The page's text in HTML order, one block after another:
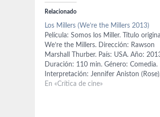
Relacionado
Los Millers (We’re the Millers 2013)
Película: Somos los Miller. Título
We’re the Millers. Dirección: Rawson
Marshall Thurber. País: USA. Año:
Duración: 110 min. Género: Comedia.
Interpretación: Jennifer Aniston
Jason Sudeikis (David), Emma Roberts
En «Crítica de cine»